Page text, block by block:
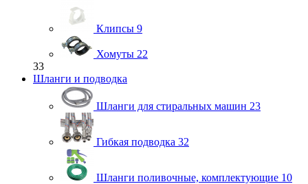
Клипсы 9
Хомуты 22
33
Шланги и подводка
Шланги для стиральных машин 23
Гибкая подводка 32
Шланги поливочные, комплектующие 10